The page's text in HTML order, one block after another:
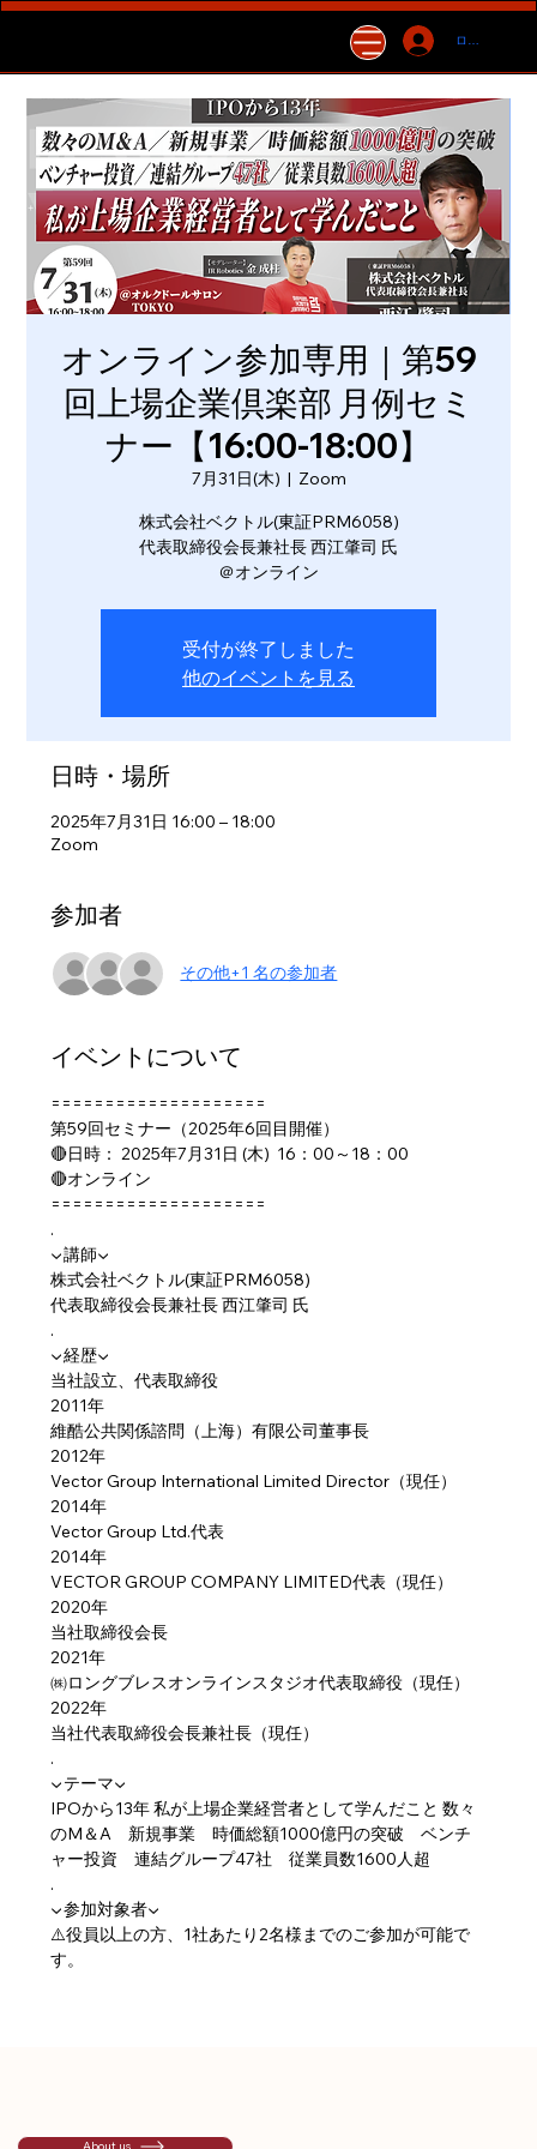
ログイン
オンライン参加専用｜第59
回上場企業倶楽部 月例セミ
ナー【16:00-18:00】
7月31日(木)
  |
Zoom
株式会社ベクトル(東証PRM6058)
代表取締役会長兼社長 西江肇司 氏
＠オンライン
受付が終了しました
他のイベントを見る
日時・場所
2025年7月31日 16:00 – 18:00
Zoom
参加者
その他+1 名の参加者
イベントについて
====================
第59回セミナー（2025年6回目開催）
🔴日時： 2025年7月31日 (木)  16：00～18：00
🔴オンライン
====================
.
▼講師▼
株式会社ベクトル(東証PRM6058)
代表取締役会長兼社長 西江肇司 氏
.
▼経歴▼
当社設立、代表取締役
2011年
維酷公共関係諮問（上海）有限公司董事長
2012年
Vector Group International Limited Director（現任）
2014年
Vector Group Ltd.代表
2014年
VECTOR GROUP COMPANY LIMITED代表（現任）
2020年
当社取締役会長
2021年
㈱ロングブレスオンラインスタジオ代表取締役（現任）
2022年
当社代表取締役会長兼社長（現任）
.
▼テーマ▼
IPOから13年 私が上場企業経営者として学んだこと 数々
のM＆A　新規事業　時価総額1000億円の突破　ベンチ
ャー投資　連結グループ47社　従業員数1600人超
.
▼参加対象者▼
⚠️役員以上の方、1社あたり2名様までのご参加が可能で
す。
About us